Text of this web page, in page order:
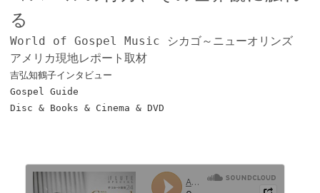
る
World of Gospel Music シカゴ～ニューオリンズ
アメリカ現地レポート取材
吉弘知鶴子インタビュー
Gospel Guide
Disc & Books & Cinema & DVD